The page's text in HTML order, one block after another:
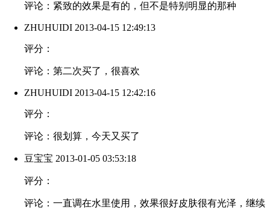
评论：紧致的效果是有的，但不是特别明显的那种
ZHUHUIDI 2013-04-15 12:49:13
评分：
评论：第二次买了，很喜欢
ZHUHUIDI 2013-04-15 12:42:16
评分：
评论：很划算，今天又买了
豆宝宝 2013-01-05 03:53:18
评分：
评论：一直调在水里使用，效果很好皮肤很有光泽，继续